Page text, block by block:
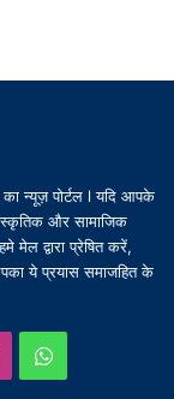
न्यूज़ पोर्टल l यदि आपके
और सामाजिक
मेल द्वारा प्रेषित करें,
ये प्रयास समाजहित के
WhatsApp